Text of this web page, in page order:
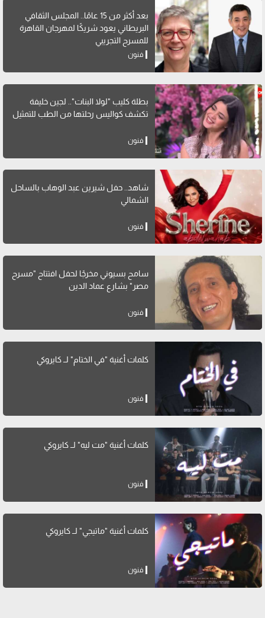
بعد أكثر من 15 عامًا.. المجلس الثقافي
البريطاني يعود شريكًا لمهرجان القاهرة
للمسرح التجريبي
فنون
بطلة كليب "لولا البنات".. لجين خليفة
تكشف كواليس رحلتها من الطب للتمثيل
فنون
شاهد.. حفل شيرين عبد الوهاب بالساحل
الشمالي
فنون
سامح بسيوني مخرجًا لحفل افتتاح "مسرح
مصر" بشارع عماد الدين
فنون
كلمات أغنية "في الختام" لــ كايروكي
فنون
كلمات أغنية "مت ليه" لــ كايروكي
فنون
كلمات أغنية "ماتيجي" لــ كايروكي
فنون